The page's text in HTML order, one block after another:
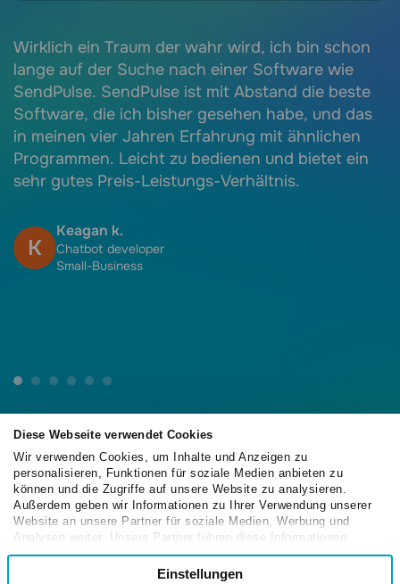
Diese Webseite verwendet Cookies
Wir verwenden Cookies, um Inhalte und Anzeigen zu
personalisieren, Funktionen für soziale Medien anbieten zu
können und die Zugriffe auf unsere Website zu analysieren.
Außerdem geben wir Informationen zu Ihrer Verwendung unserer
Website an unsere Partner für soziale Medien, Werbung und
Analysen weiter. Unsere Partner führen diese Informationen
möglicherweise mit weiteren Daten zusammen, die Sie ihnen
bereitgestellt haben oder die sie im Rahmen Ihrer Nutzung der
Einwilligungsauswahl
Einstellungen
Wirklich ein Traum der wahr wird, ich bin schon
lange auf der Suche nach einer Software wie
SendPulse. SendPulse ist mit Abstand die beste
Software, die ich bisher gesehen habe, und das
in meinen vier Jahren Erfahrung mit ähnlichen
Programmen. Leicht zu bedienen und bietet ein
sehr gutes Preis-Leistungs-Verhältnis.
K
Keagan k.
Chatbot developer
Small-Business
4.6/5